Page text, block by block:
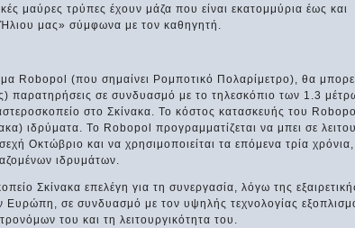
μαύρες τρύπες έχουν μάζα που είναι εκατομμύρια έως και
μας» σύμφωνα με τον καθηγητή.
Robopol (που σημαίνει Ρομποτικό Πολαρίμετρο), θα
παρατηρήσεις σε συνδυασμό με το τηλεσκόπιο των 1.3
στο Σκίνακα. Το κόστος κατασκευής του
ιδρύματα. Το Robopol προγραμματίζεται να μπει σε
Οκτώβριο και να χρησιμοποιείται τα επόμενα τρία χρόνια,
ιδρυμάτων.
Σκίνακα επελέγη για τη συνεργασία, λόγω της
Ευρώπη, σε συνδυασμό με τον υψηλής τεχνολογίας
του και τη λειτουργικότητα του.